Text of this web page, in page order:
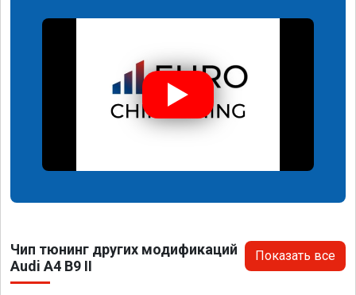
Чип тюнинг других модификаций
Audi A4 B9 II
Показать все